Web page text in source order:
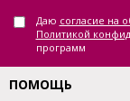
Даю согласие на
Политикой
программ
ПОМОЩЬ